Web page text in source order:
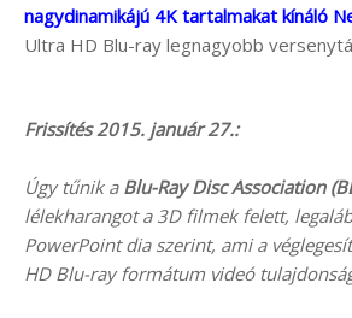
nagydinamikájú 4K tartalmakat kínáló
Ultra HD Blu-ray legnagyobb
Frissítés 2015. január 27.:
Úgy tűnik a Blu-Ray Disc Association
lélekharangot a 3D filmek felett,
PowerPoint dia szerint, ami a
HD Blu-ray formátum videó